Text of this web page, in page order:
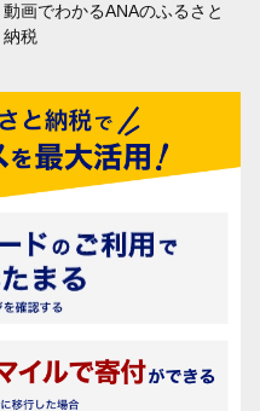
動画でわかるANAのふるさと
納税